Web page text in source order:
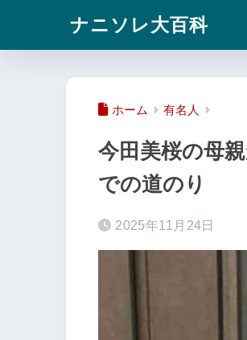
ナニソレ大百科
ホーム 有名人
今田美桜の母
での道のり
2025年11月24日